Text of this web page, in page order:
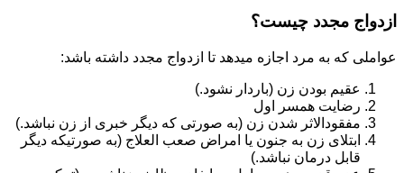
ازدواج مجدد چیست؟
عواملی که به مرد اجازه میدهد تا ازدواج مجدد داشته باشد:
عقیم بودن زن (باردار نشود.)
رضایت همسر اول
مفقودالاثر شدن زن (به صورتی که دیگر خبری از زن نباشد.)
ابتلای زن به جنون یا امراض صعب العلاج (به صورتیکه دیگر
قابل درمان نباشد.)